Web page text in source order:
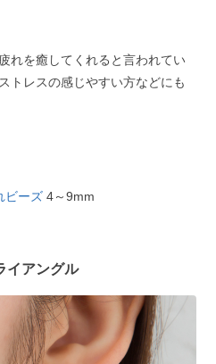
れを癒してくれると言われてい
トレスの感じやすい方などにも
ビーズ 4～9mm
イアングル